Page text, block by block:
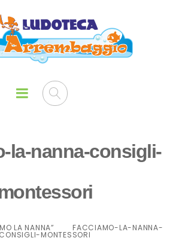
la-nanna-consigli-
LA NANNA” FACCIAMO-LA-NANNA-
CONSIGLI-MONTESSORI